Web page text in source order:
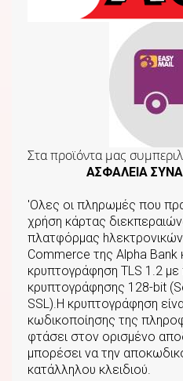
Στα προϊόντα μας
ΑΣΦΑΛΕΙΑ
'Ολες οι πληρωμές που
χρήση κάρτας
πλατφόρμας
Commerce της Αlpha Bank
κρυπτογράφηση TLS 1.2
κρυπτογράφησης 128-bit
SSL).Η κρυπτογράφηση
κωδικοποίησης της
φτάσει στον ορισμένο
μπορέσει να την
κατάλληλου κλειδιού.